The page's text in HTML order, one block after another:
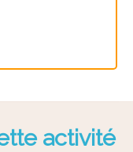
activité